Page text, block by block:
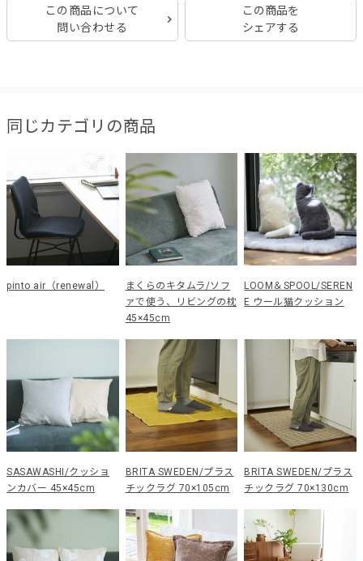
この商品について
問い合わせる
この商品を
シェアする
同じカテゴリの商品
pinto air（renewal）
まくらのキタムラ/ソフ
ァで使う、リビングの枕
45×45cm
LOOM＆SPOOL/SEREN
E ウール猫クッション
SASAWASHI/クッショ
ンカバー 45×45cm
BRITA SWEDEN/プラス
チックラグ 70×105cm
BRITA SWEDEN/プラス
チックラグ 70×130cm